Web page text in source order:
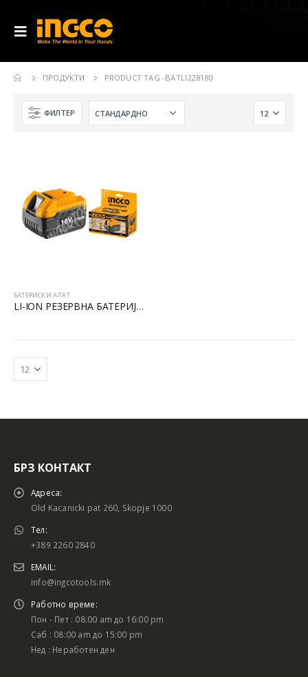
ПРОДУКТИ PRODUCT TAG -BATLI228180
ФИЛТЕР
БАТЕРИСКИ АЛАТ
LI-ION РЕЗЕРВНА БАТЕРИЈА 18V
БРЗ КОНТАКТ
Адреса:
Old Kacanicki pat 260, Skopje 1000
Тел:
+389 2260 2840
EMAIL:
info@ingcotools.mk
Работно време:
Пон - Пет : 08:00 am до 16:00 pm
Саб : 08:00 am до 15:00 pm
Нед : Неработен ден